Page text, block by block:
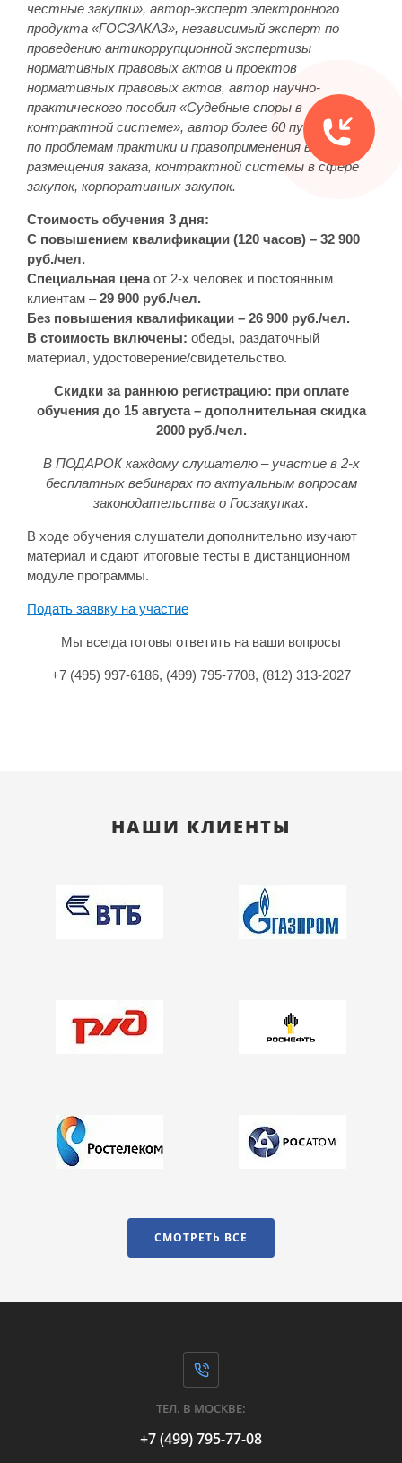
честные закупки», автор-эксперт электронного
продукта «ГОСЗАКАЗ», независимый эксперт по
проведению антикоррупционной экспертизы
нормативных правовых актов и проектов
нормативных правовых актов, автор научно-
практического пособия «Судебные споры в
контрактной системе», автор более 60 публикаций
по проблемам практики и правоприменения в сфере
размещения заказа, контрактной системы в сфере
закупок, корпоративных закупок.
Стоимость обучения 3 дня:
С повышением квалификации (120 часов) – 32 900
руб./чел.
Специальная ценаот 2-х человек и постоянным
клиентам –29 900 руб./чел.
Без повышения квалификации – 26 900 руб./чел.
В стоимость включены: обеды, раздаточный
материал, удостоверение/свидетельство.
Скидки за раннюю регистрацию: при оплате
обучения до 15 августа – дополнительная скидка
2000 руб./чел.
В ПОДАРОК каждому слушателю – участие в 2-х
бесплатных вебинарах по актуальным вопросам
законодательства о Госзакупках.
В ходе обучения слушатели дополнительно изучают
материал и сдают итоговые тесты в дистанционном
модуле программы.
Подать заявку на участие
Мы всегда готовы ответить на ваши вопросы
+7 (495) 997-6186, (499) 795-7708, (812) 313-2027
НАШИ КЛИЕНТЫ
СМОТРЕТЬ ВСЕ
ТЕЛ. В МОСКВЕ:
+7 (499) 795-77-08